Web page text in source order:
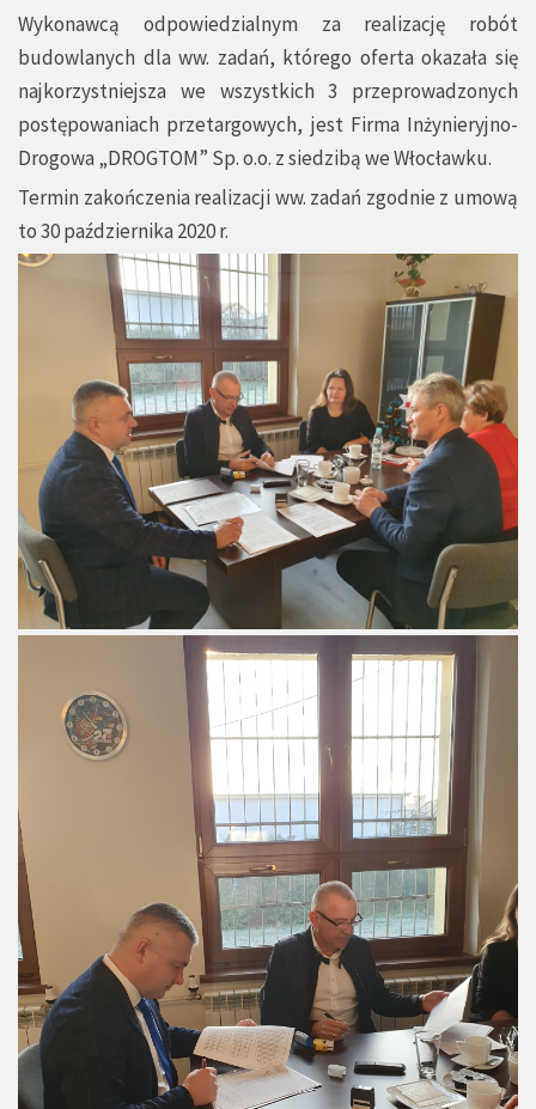
Wykonawcą odpowiedzialnym za realizację robót
budowlanych dla ww. zadań, którego oferta okazała się
najkorzystniejsza we wszystkich 3 przeprowadzonych
postępowaniach przetargowych, jest Firma Inżynieryjno-
Drogowa „DROGTOM” Sp. o.o. z siedzibą we Włocławku.
Termin zakończenia realizacji ww. zadań zgodnie z umową
to 30 października 2020 r.